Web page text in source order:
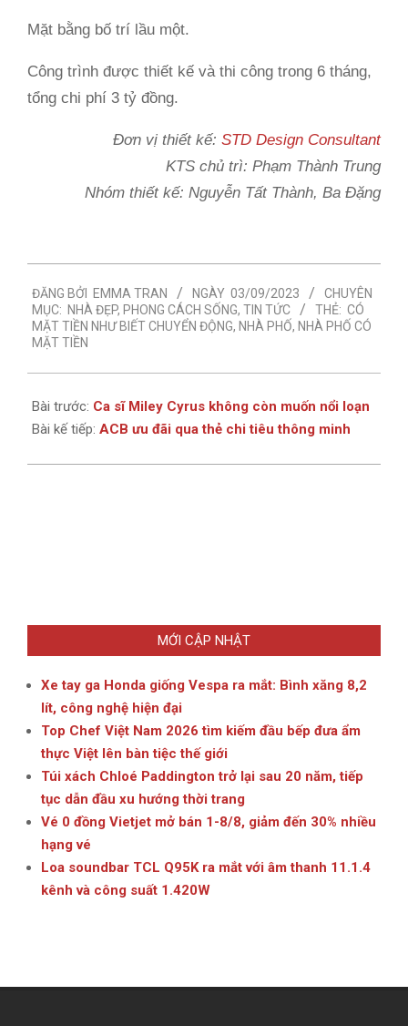
Mặt bằng bố trí lầu một.
Công trình được thiết kế và thi công trong 6 tháng,
tổng chi phí 3 tỷ đồng.
Đơn vị thiết kế: STD Design Consultant
KTS chủ trì: Phạm Thành Trung
Nhóm thiết kế: Nguyễn Tất Thành, Ba Đặng
09-
03
ĐĂNG BỞI EMMA TRAN NGÀY 03/09/2023
CHUYÊN
MỤC: NHÀ ĐẸP, PHONG CÁCH SỐNG, TIN TỨC THẺ: CÓ
MẶT TIỀN NHƯ BIẾT CHUYỂN ĐỘNG, NHÀ PHỐ, NHÀ PHỐ CÓ
MẶT TIỀN
Bài trước: Ca sĩ Miley Cyrus không còn muốn nổi loạn
Bài kế tiếp: ACB ưu đãi qua thẻ chi tiêu thông minh
MỚI CẬP NHẬT
Xe tay ga Honda giống Vespa ra mắt: Bình xăng 8,2
lít, công nghệ hiện đại
Top Chef Việt Nam 2026 tìm kiếm đầu bếp đưa ẩm
thực Việt lên bàn tiệc thế giới
Túi xách Chloé Paddington trở lại sau 20 năm, tiếp
tục dẫn đầu xu hướng thời trang
Vé 0 đồng Vietjet mở bán 1-8/8, giảm đến 30% nhiều
hạng vé
Loa soundbar TCL Q95K ra mắt với âm thanh 11.1.4
kênh và công suất 1.420W